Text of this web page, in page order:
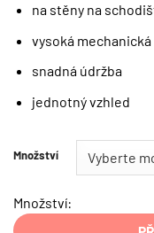
na stěny na
vysoká
snadná údržba
jednotný vzhled
Množství
Množství: